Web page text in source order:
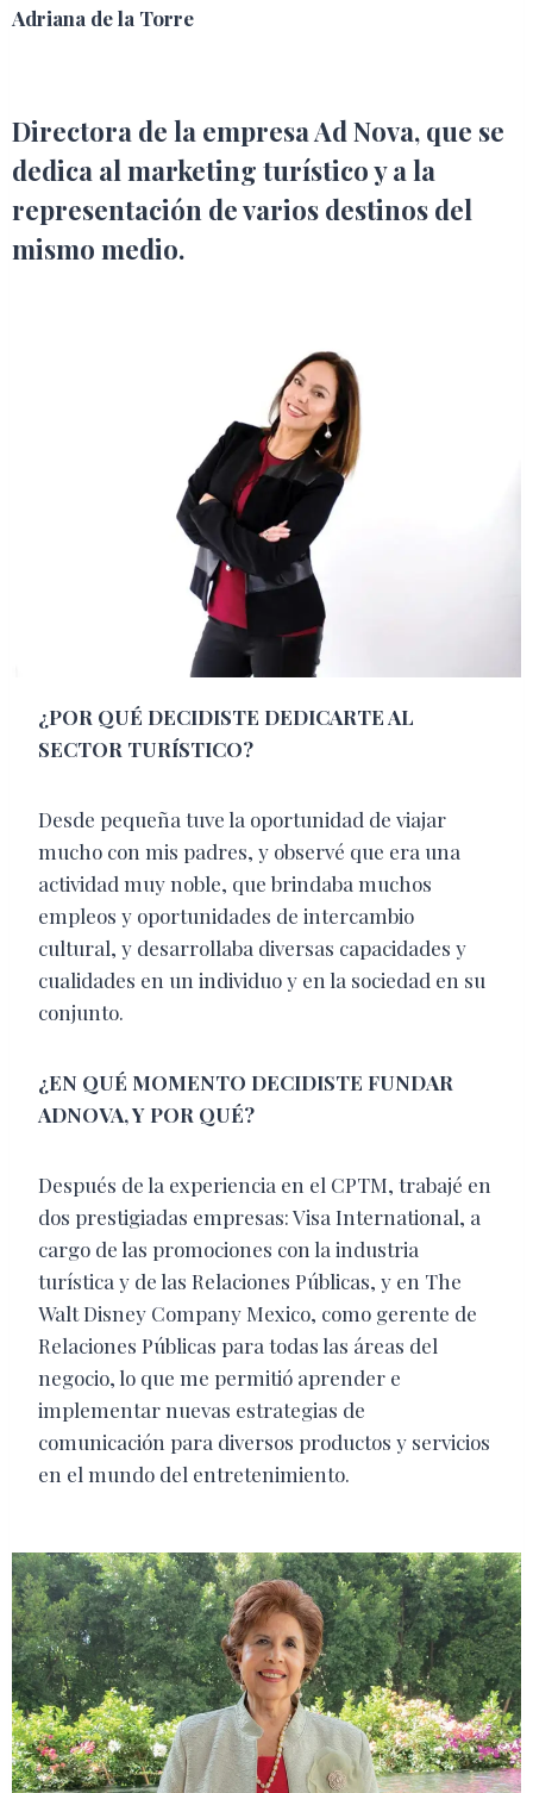
Adriana de la Torre
Directora de la empresa Ad Nova, que se
dedica al marketing turístico y a la
representación de varios destinos del
mismo medio.
¿POR QUÉ DECIDISTE DEDICARTE AL
SECTOR TURÍSTICO?
Desde pequeña tuve la oportunidad de viajar
mucho con mis padres, y observé que era una
actividad muy noble, que brindaba muchos
empleos y oportunidades de intercambio
cultural, y desarrollaba diversas capacidades y
cualidades en un individuo y en la sociedad en su
conjunto.
¿EN QUÉ MOMENTO DECIDISTE FUNDAR
ADNOVA, Y POR QUÉ?
Después de la experiencia en el CPTM, trabajé en
dos prestigiadas empresas: Visa International, a
cargo de las promociones con la industria
turística y de las Relaciones Públicas, y en The
Walt Disney Company Mexico, como gerente de
Relaciones Públicas para todas las áreas del
negocio, lo que me permitió aprender e
implementar nuevas estrategias de
comunicación para diversos productos y servicios
en el mundo del entretenimiento.